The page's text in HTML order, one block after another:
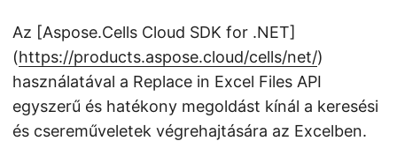
Az [Aspose.Cells Cloud SDK for .NET]
(https://products.aspose.cloud/cells/net/)
használatával a Replace in Excel Files API
egyszerű és hatékony megoldást kínál a keresési
és csereműveletek végrehajtására az Excelben.